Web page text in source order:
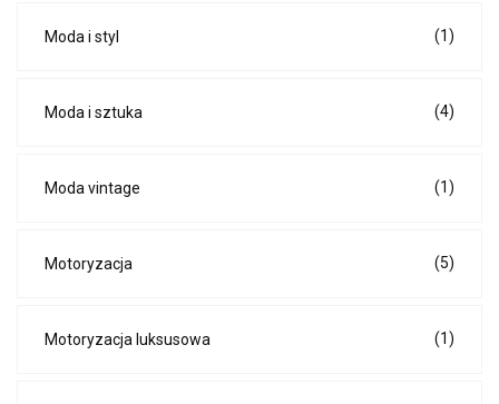
Moda i styl (1)
Moda i sztuka (4)
Moda vintage (1)
Motoryzacja (5)
Motoryzacja luksusowa (1)